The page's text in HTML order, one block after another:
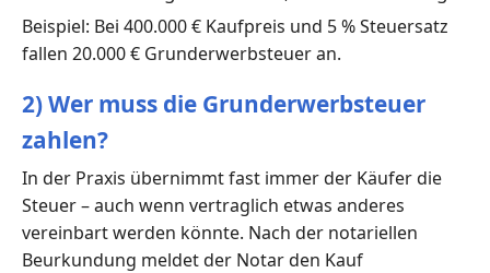
Beispiel: Bei 400.000 € Kaufpreis und 5 % Steuersatz
fallen 20.000 € Grunderwerbsteuer an.
2) Wer muss die Grunderwerbsteuer
zahlen?
In der Praxis übernimmt fast immer der Käufer die
Steuer – auch wenn vertraglich etwas anderes
vereinbart werden könnte. Nach der notariellen
Beurkundung meldet der Notar den Kauf